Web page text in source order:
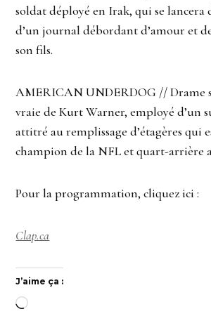
soldat déployé en Irak, qui se lancera
d’un journal débordant d’amour et
son fils.
AMERICAN UNDERDOG // Drame
vraie de Kurt Warner, employé d’un
attitré au remplissage d’étagères qui
champion de la NFL et quart-arrière
Pour la programmation, cliquez ici :
Clap.ca
J’aime ça :
Chargement…